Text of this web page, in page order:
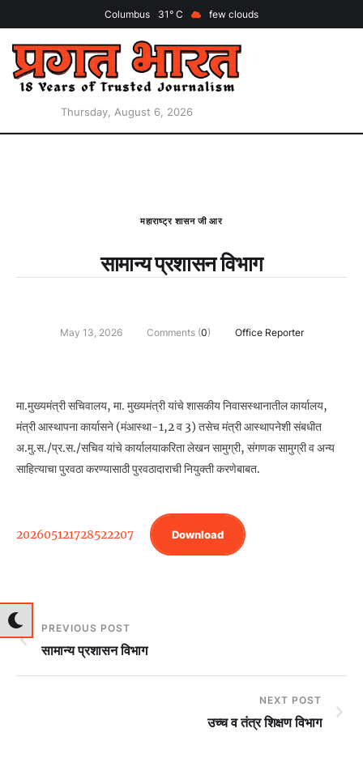
Columbus 31 few clouds
Thursday, August 6, 2026
महाराष्ट्र शासन जी आर
सामान्य प्रशासन विभाग
May 13, 2026 Comments (0) Office Reporter
मा.मुख्यमंत्री सचिवालय, मा. मुख्यमंत्री यांचे शासकीय निवासस्थानातील कार्यालय,
मंत्री आस्थापना कार्यासने (मंआस्था-1,2 व 3) तसेच मंत्री आस्थापनेशी संबधीत
अ.मु.स./प्र.स./सचिव यांचे कार्यालयाकरिता लेखन सामुग्री, संगणक सामुग्री व अन्य
साहित्याचा पुरवठा करण्यासाठी पुरवठादाराची नियुक्ती करणेबाबत.
202605121728522207 Download
PREVIOUS POST
सामान्य प्रशासन विभाग
NEXT POST
उच्च व तंत्र शिक्षण विभाग